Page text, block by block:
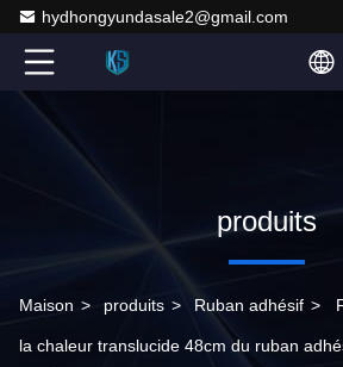
hydhongyundasale2@gmail.com
produits
Maison > produits > Ruban adhésif >
la chaleur translucide 48cm du ruban